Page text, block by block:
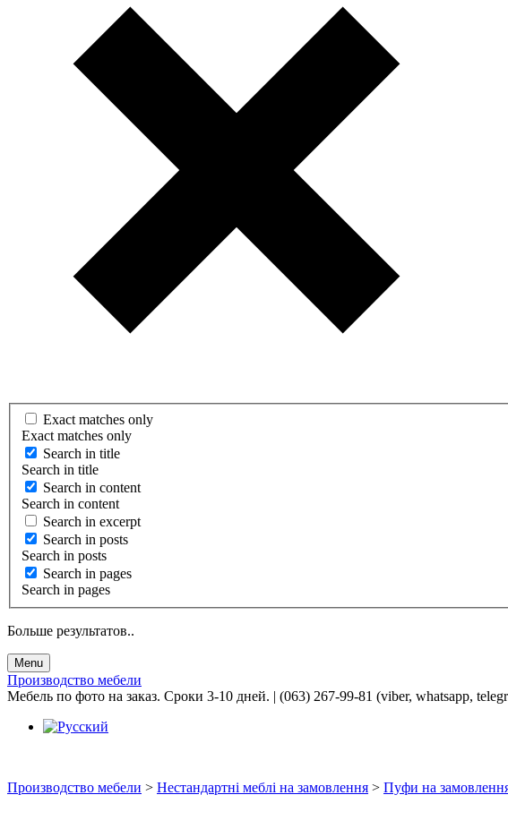
Exact matches only
Exact matches only
Search in title
Search in title
Search in content
Search in content
Search in excerpt
Search in posts
Search in posts
Search in pages
Search in pages
Больше результатов..
Menu
Производство мебели
Мебель по фото на заказ. Сроки 3-10 дней. | (063) 267-99-81 (viber, whatsapp,
Производство мебели > Нестандартні меблі на замовлення > Пуфи на